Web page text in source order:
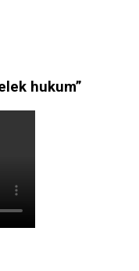
hukum”